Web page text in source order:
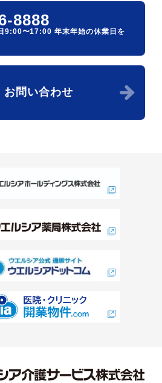
8888
9:00〜17:00年末年始の休業日を
お問い合わせ